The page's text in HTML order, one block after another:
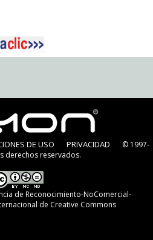
DE USO PRIVACIDAD
© 1997-
derechos reservados.
de Reconocimiento-NoComercial-
de Creative Commons